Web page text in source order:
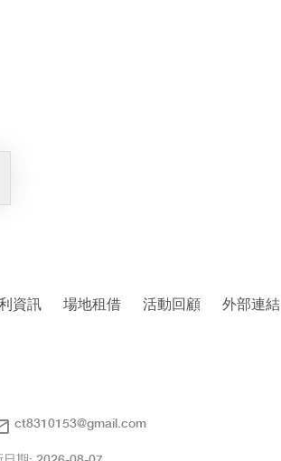
資訊 場地租借 活動回顧 外部連結
ct8310153@gmail.com